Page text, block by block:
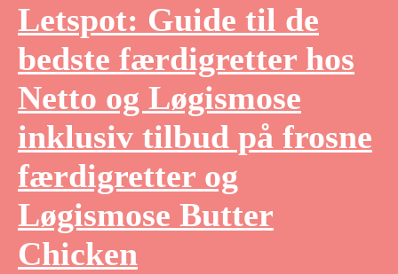
Letspot: Guide til de
bedste færdigretter hos
Netto og Løgismose
inklusiv tilbud på frosne
færdigretter og
Løgismose Butter
Chicken